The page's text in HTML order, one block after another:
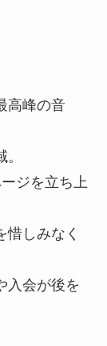
高峰の音
ジを立ち上
惜しみなく
入会が後を